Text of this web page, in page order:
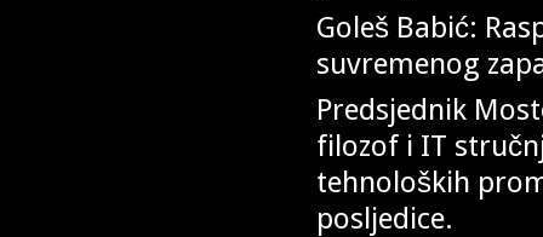
Goleš Babić:
suvremenog
Predsjednik
filozof i IT
tehnoloških
posljedice.